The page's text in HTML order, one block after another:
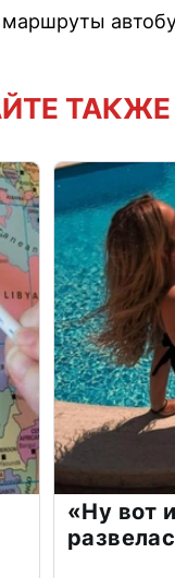
ТАКЖЕ
«Ну вот